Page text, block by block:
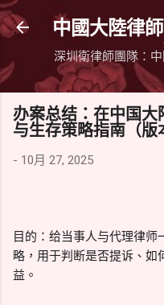
跳
中國大陸律
深圳衛律師團隊：
办案总结：在中国
与生存策略指南（版
- 10月 27, 2025
目的：给当事人与代理律
略，用于判断是否提诉、如
益。